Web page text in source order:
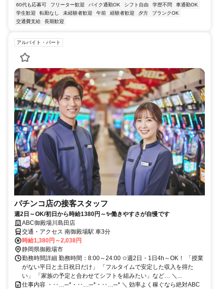
60代も応募可
フリーター歓迎 バイク通勤OK シフト自由 学歴不問
車通勤OK
学生歓迎
転勤なし 未経験者歓迎 午前 経験者歓迎 夕方
ブランクOK
交通費支給
長期歓迎
アルバイト・パート
パチンコ店の接客スタッフ
週2日～OK/初日から時給1380円～✨働きやすさが自慢です
ABC御殿場川島田店
交通・アクセス 南御殿場駅 車3分
時給1,380円～2,038円
静岡県御殿場市
勤務時間詳細 勤務時間：8:00～24:00 ✩週2日・1日4h～OK！ 「授業
がない平日と土日祝日だけ」 「フルタイムで安定した収入を得た
い」 「家族の予定と合わせてシフトを組みたい」など… ＼...
仕事内容 ・‥…─*・‥…─*・‥…─* ＼ 効率よく稼ぐなら絶対ABC